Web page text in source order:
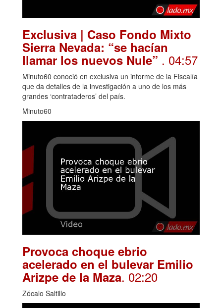
Exclusiva | Caso Fondo Mixto
Sierra Nevada: “se hacían
llamar los nuevos Nule” . 04:57
Minuto60 conoció en exclusiva un informe de la Fiscalía
que da detalles de la investigación a uno de los más
grandes ‘contrataderos’ del país.
Minuto60
Provoca choque ebrio
acelerado en el bulevar Emilio
Arizpe de la Maza. 02:20
Zócalo Saltillo